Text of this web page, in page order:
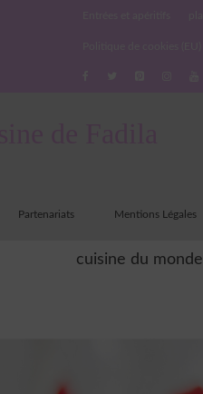
Partenariats Mentions Légales
cuisine du monde